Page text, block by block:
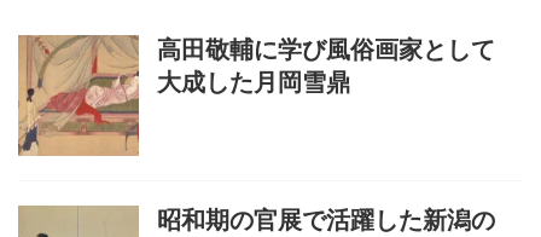
高田敬輔に学び風俗画家として
大成した月岡雪鼎
昭和期の官展で活躍した新潟の